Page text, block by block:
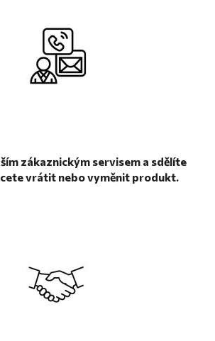
zákaznickým servisem a sdělíte
vrátit nebo vyměnit produkt.